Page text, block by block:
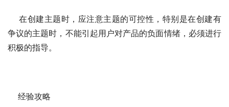
争议的主题时，不能引起用户对产品的负面情绪，必须进行
积极的指导。
经验攻略